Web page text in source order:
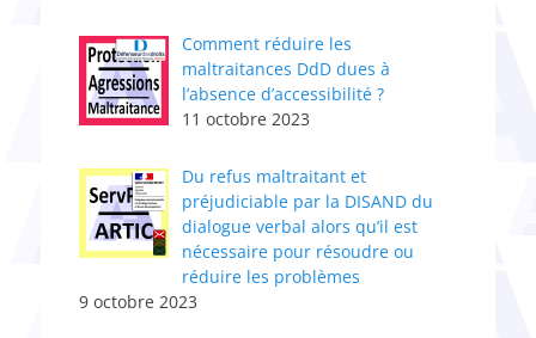
Comment réduire les
maltraitances DdD dues à
l’absence d’accessibilité ?
11 octobre 2023
Du refus maltraitant et
préjudiciable par la DISAND du
dialogue verbal alors qu’il est
nécessaire pour résoudre ou
réduire les problèmes
9 octobre 2023